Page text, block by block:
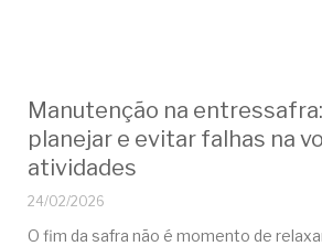
Manutenção na
planejar e evitar falhas na
atividades
24/02/2026
O fim da safra não é momento de